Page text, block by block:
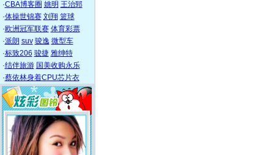
·CBA博客圈 姚明 王治郅
·体操世锦赛 刘翔 篮球
·欧洲冠军联赛 体育彩票
·派朗 suv 骏逸 微型车
·标致206 骏捷 雅绅特
·结伴旅游 国美收购永乐
·蔡依林身着CPU芯片衣